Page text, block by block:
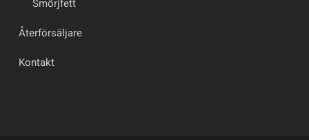
Smörjfett
Återförsäljare
Kontakt